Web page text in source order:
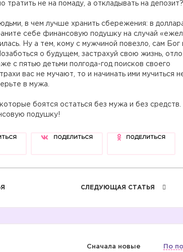
тратить не на помаду, а откладывать на депозит?
в чем лучше хранить сбережения: в
себе финансовую подушку на случай
Ну а тем, кому с мужчиной повезло, сам Бог
о будущем, застрахуй свою жизнь,
с пятью детьми полгода-год поисков своего
вас не мучают, то и начинать ими мучиться
в мужа.
боятся остаться без мужа и без средств.
подушку!
ПОДЕЛИТЬСЯ ПОДЕЛИТЬСЯ
СЛЕДУЮЩАЯ СТАТЬЯ
Сначала новые По